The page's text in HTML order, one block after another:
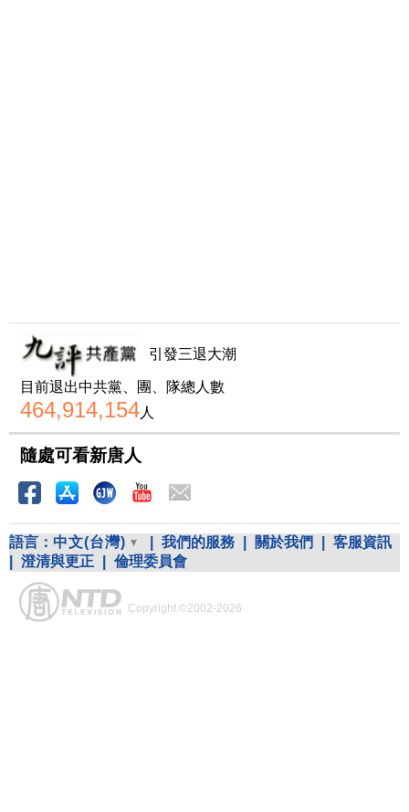
引發三退大潮
目前退出中共黨、團、隊總人數
464,914,154人
隨處可看新唐人
語言： 中文(台灣) 我們的服務 關於我們
客服資訊
澄清與更正 倫理委員會
Copyright ©2002-2026